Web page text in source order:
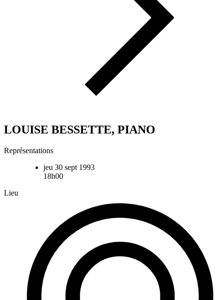
LOUISE BESSETTE, PIANO
Représentations
jeu 30 sept 1993
18h00
Lieu